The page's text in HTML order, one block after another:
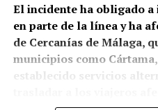
personal de ornamentar
seguidores, imitadores y
controversias entre los
concepciones del
El incidente ha obligado
en parte de la línea y ha
de Cercanías de Málaga,
municipios como
establecido servicios